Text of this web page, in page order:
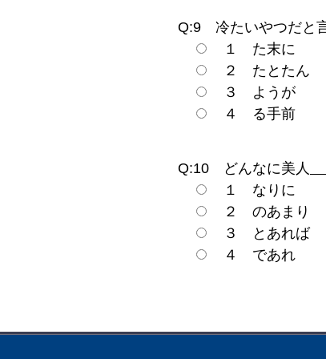
Q:9 冷たいやつだと
１ た末に
２ たとたん
３ ようが
４ る手前
Q:10 どんなに美人
１ なりに
２ のあまり
３ とあれば
４ であれ